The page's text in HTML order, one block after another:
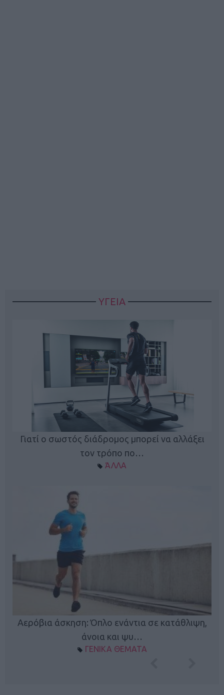
ΥΓΕΙΑ
Γιατί ο σωστός διάδρομος μπορεί να αλλάξει
τον τρόπο πο…
ΆΛΛΑ
Αερόβια άσκηση: Όπλο ενάντια σε κατάθλιψη,
άνοια και ψυ…
ΓΕΝΙΚΑ ΘΕΜΑΤΑ